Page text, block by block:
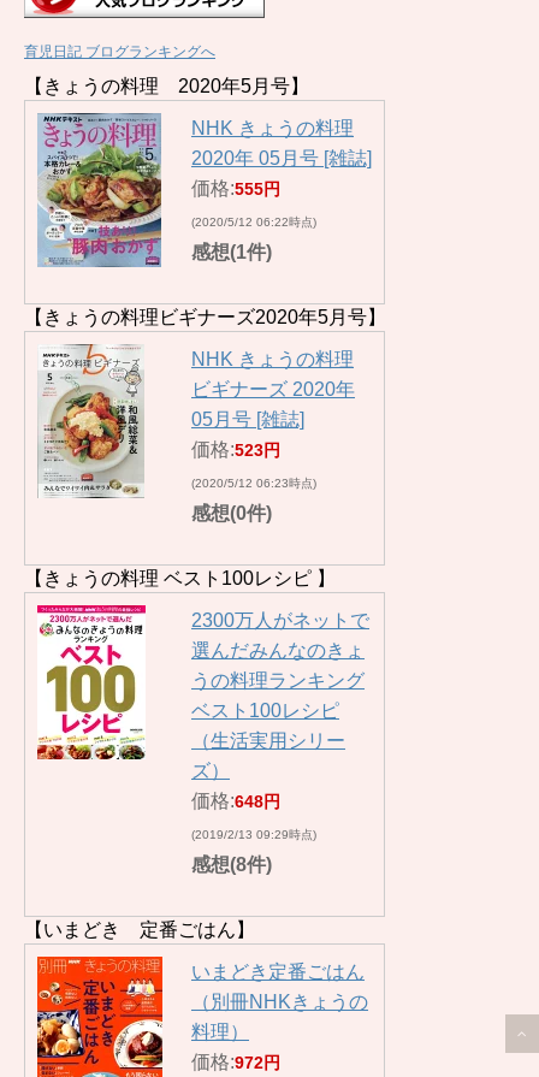
育児日記 ブログランキングへ
【きょうの料理 2020年5月号】
NHK きょうの料理
2020年 05月号 [雑誌]
価格:555円
(2020/5/12 06:22時点)
感想(1件)
【きょうの料理ビギナーズ2020年5月号】
NHK きょうの料理
ビギナーズ 2020年
05月号 [雑誌]
価格:523円
(2020/5/12 06:23時点)
感想(0件)
【きょうの料理 ベスト100レシピ 】
2300万人がネットで
選んだみんなのきょ
うの料理ランキング
ベスト100レシピ
（生活実用シリー
ズ）
価格:648円
(2019/2/13 09:29時点)
感想(8件)
【いまどき 定番ごはん】
いまどき定番ごはん
（別冊NHKきょうの
料理）
価格:972円